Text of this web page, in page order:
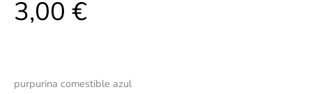
3,00 €
purpurina comestible azul